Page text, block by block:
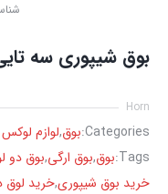
بوق شیپوری سه
Horn
Categories: بوق,لوازم
Tags: بوق,بوق ارگی,بوق دو
خرید بوق شیپوری,خرید لوق